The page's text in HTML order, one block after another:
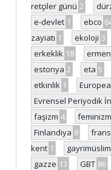
retçiler günü 2
e-devlet 1 ebco
zayiatı 1 ekoloji 3
erkeklik 18
estonya 2 eta 5
etkinlik 1
Evrensel Periyodik
faşizm 4 feminizm
Finlandiya 9
kent 1 gayrimüslim
gazze 13 GBT 86